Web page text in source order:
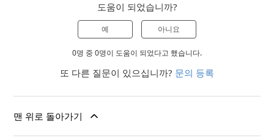
도움이 되었습니까?
예 아니요
0명 중 0명이 도움이 되었다고 했습니다.
또 다른 질문이 있으십니까? 문의 등록
맨 위로 돌아가기